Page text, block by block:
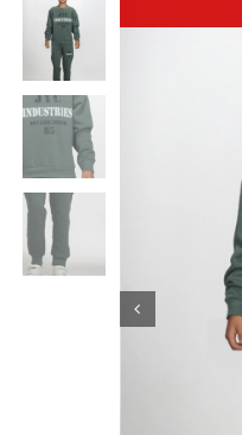
Κορίτσι
Εσώρουχα
Είδη Παρέλασης
Σχετικά με εμάς